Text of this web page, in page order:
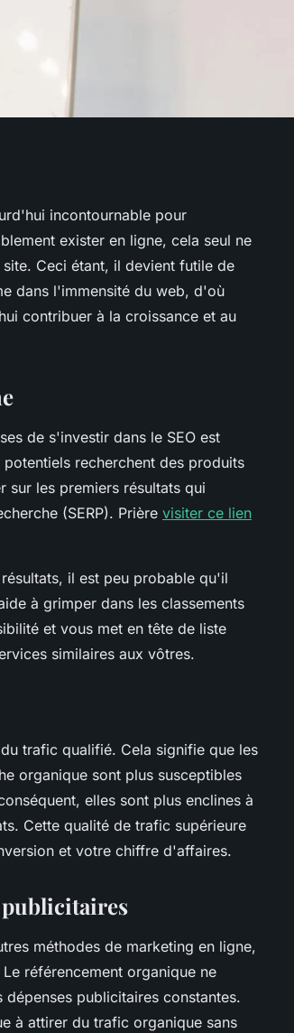
incontournable pour
exister en ligne, cela seul ne
Ceci étant, il devient futile de
dans l'immensité du web, d'où
contribuer à la croissance et au
de s'investir dans le SEO est
recherchent des produits
sur les premiers résultats qui
(SERP). Prière visiter ce lien
il est peu probable qu'il
à grimper dans les classements
et vous met en tête de liste
similaires aux vôtres.
trafic qualifié. Cela signifie que les
organique sont plus susceptibles
elles sont plus enclines à
Cette qualité de trafic supérieure
et votre chiffre d'affaires.
publicitaires
méthodes de marketing en ligne,
référencement organique ne
publicitaires constantes.
à attirer du trafic organique sans